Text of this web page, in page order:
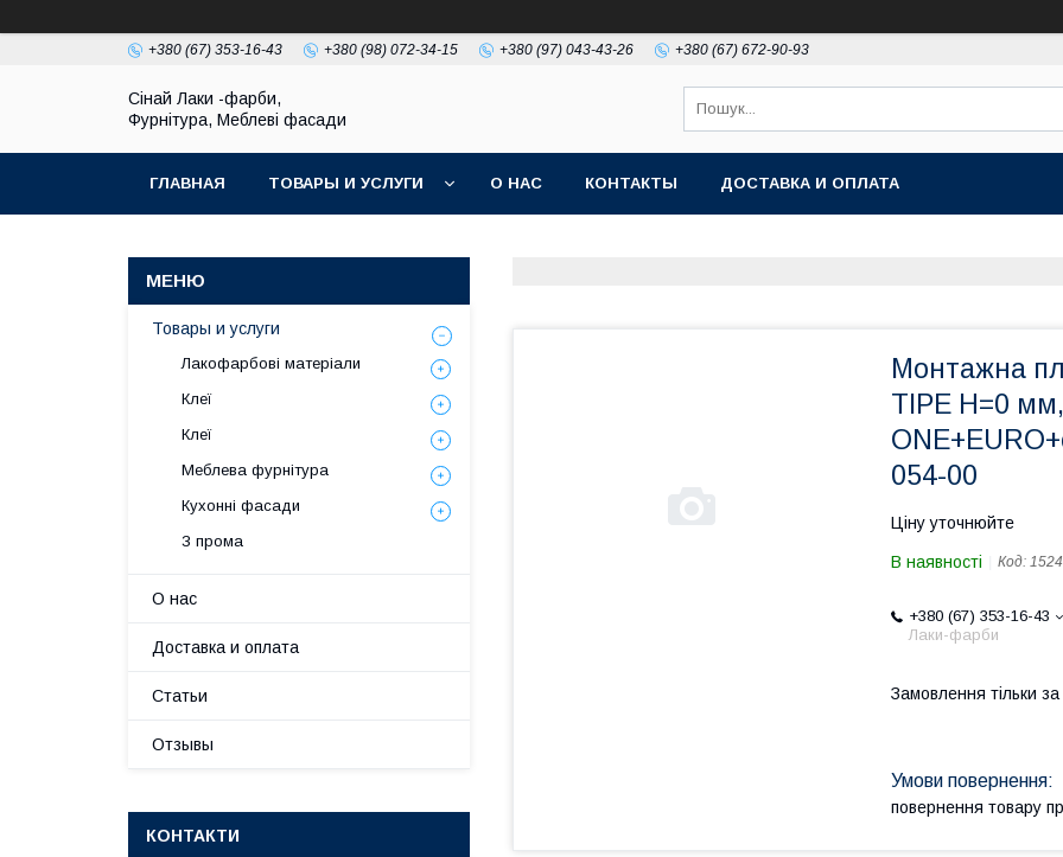
+380 (67) 353-16-43 +380 (98) 072-34-15 +380 (97) 043-43-26 +380 (67) 672-90-93
Сінай Лаки -фарби,
Фурнітура, Меблеві фасади
ГЛАВНАЯ ТОВАРЫ И УСЛУГИ О НАС КОНТАКТЫ ДОСТАВКА И ОПЛАТА
Монтажна
TIPE H=0
054-00
Ціну уточнюйте
В наявності Код: 1524
+380 (67) 353-16-43
Лаки-фарби
Замовлення тільки
повернення товару
Товары и услуги
Лакофарбові матеріали
Клеї
Клеї
Меблева фурнітура
Кухонні фасади
З прома
О нас
Доставка и оплата
Статьи
Отзывы
КОНТАКТИ